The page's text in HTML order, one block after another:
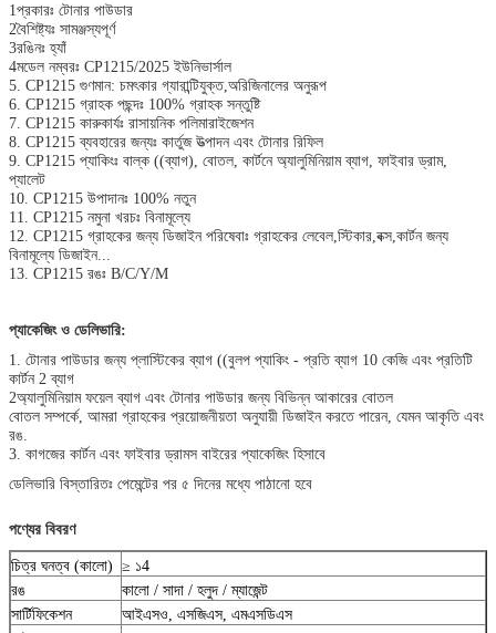
1প্রকারঃ টোনার পাউডার
2বৈশিষ্ট্যঃ সামঞ্জস্যপূর্ণ
3রঙিনঃ হ্যাঁ
4মডেল নম্বরঃ CP1215/2025 ইউনিভার্সাল
5. CP1215 গুণমান: চমৎকার গ্যারান্টিযুক্ত,অরিজিনালের অনুরূপ
6. CP1215 গ্রাহক পছন্দঃ 100% গ্রাহক সন্তুষ্টি
7. CP1215 কারুকার্যঃ রাসায়নিক পলিমারাইজেশন
8. CP1215 ব্যবহারের জন্যঃ কার্তুজ উত্পাদন এবং টোনার রিফিল
9. CP1215 প্যাকিংঃ বাল্ক ((ব্যাগ), বোতল, কার্টনে অ্যালুমিনিয়াম ব্যাগ, ফাইবার ড্রাম,
প্যালেট
10. CP1215 উপাদানঃ 100% নতুন
11. CP1215 নমুনা খরচঃ বিনামূল্যে
12. CP1215 গ্রাহকের জন্য ডিজাইন পরিষেবাঃ গ্রাহকের লেবেল,স্টিকার,বক্স,কার্টন জন্য
বিনামূল্যে ডিজাইন...
13. CP1215 রঙঃ B/C/Y/M
প্যাকেজিং ও ডেলিভারি:
1. টোনার পাউডার জন্য প্লাস্টিকের ব্যাগ ((বুলপ প্যাকিং - প্রতি ব্যাগ 10 কেজি এবং প্রতিটি
কার্টন 2 ব্যাগ
2অ্যালুমিনিয়াম ফয়েল ব্যাগ এবং টোনার পাউডার জন্য বিভিন্ন আকারের বোতল
বোতল সম্পর্কে, আমরা গ্রাহকের প্রয়োজনীয়তা অনুযায়ী ডিজাইন করতে পারেন, যেমন আকৃতি এবং
রঙ.
3. কাগজের কার্টন এবং ফাইবার ড্রামস বাইরের প্যাকেজিং হিসাবে
ডেলিভারি বিস্তারিতঃ পেমেন্টের পর ৫ দিনের মধ্যে পাঠানো হবে
পণ্যের বিবরণ
চিত্র ঘনত্ব (কালো) ≥ ১4
রঙ
কালো / সাদা / হলুদ / ম্যাজেন্ট
সার্টিফিকেশন
আইএসও, এসজিএস, এমএসডিএস